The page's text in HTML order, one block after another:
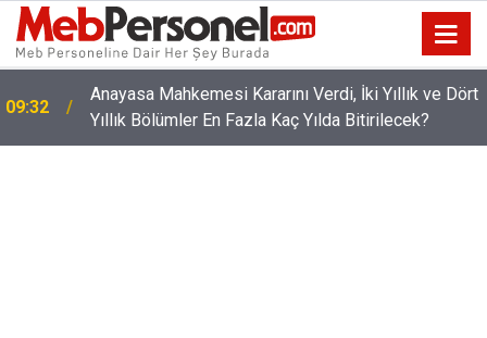
09:01
MEB Takvimi Duyurdu: Yönetici Atamalarında Kritik
Tarihler!